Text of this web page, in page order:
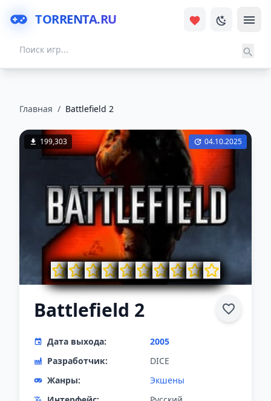
TORRENTA.RU
Главная / Battlefield 2
199,303 04.10.2025
Battlefield 2
Дата выхода:
2005
Разработчик:
DICE
Жанры:
Экшены